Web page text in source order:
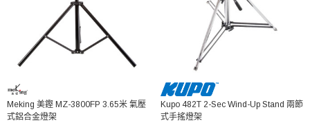
Meking 美鏗 MZ-3800FP 3.65米 氣壓
式鋁合金燈架
Kupo 482T 2-Sec Wind-Up Stand 兩節
式手搖燈架